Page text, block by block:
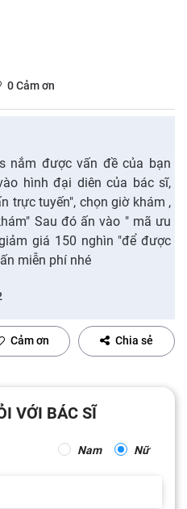
0Cảm ơn
nắm được vấn đề của bạn
hình đại diên của bác sĩ,
trực tuyến", chọn giờ khám ,
Sau đó ấn vào " mã ưu
giá 150 nghìn "để được
miễn phí nhé
Cảm ơn Chia sẻ
VỚI BÁC SĨ
Nam Nữ